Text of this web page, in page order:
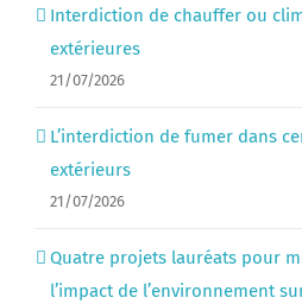
Interdiction de chauffer ou
extérieures
21/07/2026
L’interdiction de fumer dans
extérieurs
21/07/2026
Quatre projets lauréats pour
l’impact de l’environnement